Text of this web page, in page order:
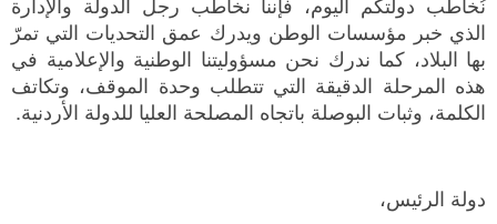
الذي خبر مؤسسات الوطن ويدرك عمق التحديات التي تمرّ
بها البلاد، كما ندرك نحن مسؤوليتنا الوطنية والإعلامية في
هذه المرحلة الدقيقة التي تتطلب وحدة الموقف، وتكاتف
الكلمة، وثبات البوصلة باتجاه المصلحة العليا للدولة الأردنية.
دولة الرئيس،